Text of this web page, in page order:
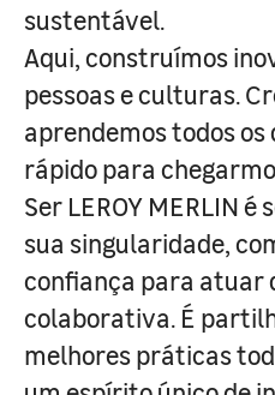
sustentável.
Aqui, construímos
pessoas e culturas.
aprendemos todos
rápido para
Ser LEROY MERLIN
sua singularidade,
confiança para atuar
colaborativa. É
melhores práticas